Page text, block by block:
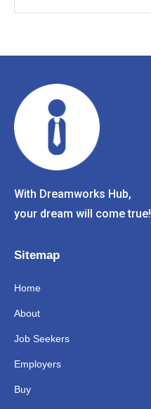
With Dreamworks Hub,
your dream will come true!
Sitemap
Home
About
Job Seekers
Employers
Buy